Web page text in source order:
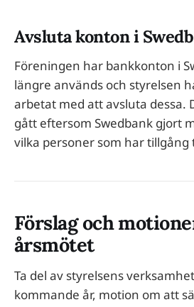
Avsluta konton i
Föreningen har bankkonton i
längre används och styrelsen
arbetat med att avsluta dessa.
gått eftersom Swedbank gjort
vilka personer som har tillgång
Förslag och
årsmötet
Ta del av styrelsens
kommande år, motion om att